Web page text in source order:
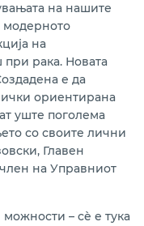
на нашите
модерното
на
при рака. Новата
е да
ориентирана
уште поголема
со своите лични
Главен
на Управниот
– сè е тука